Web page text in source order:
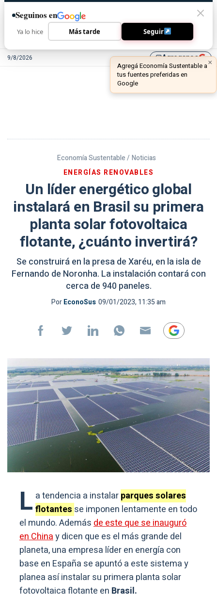
9/8/2026 library_addAgreganos
Economía Sustentable / Noticias
ENERGÍAS RENOVABLES
Un líder energético global
instalará en Brasil su primera
planta solar fotovoltaica
flotante, ¿cuánto invertirá?
Se construirá en la presa de Xaréu, en la isla de
Fernando de Noronha. La instalación contará con
cerca de 940 paneles.
PorEconoSus 09/01/2023, 11:35 am
L a tendencia a instalarparques solares
flotantes se imponen lentamente en todo
el mundo. Ademásde este que se inauguró
en Chinay dicen que es el más grande del
planeta, una empresa líder en energía con
base en España se apuntó a este sistema y
planea así instalar su primera planta solar
fotovoltaica flotante en Brasil.
Seguinos en
Ya lo hice Más tarde Seguir